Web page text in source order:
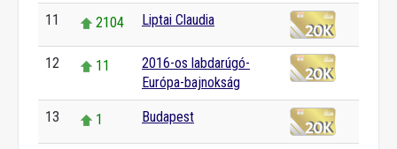
11 2104 Liptai Claudia
12 11
2016-os labdarúgó-
Európa-bajnokság
13 1 Budapest